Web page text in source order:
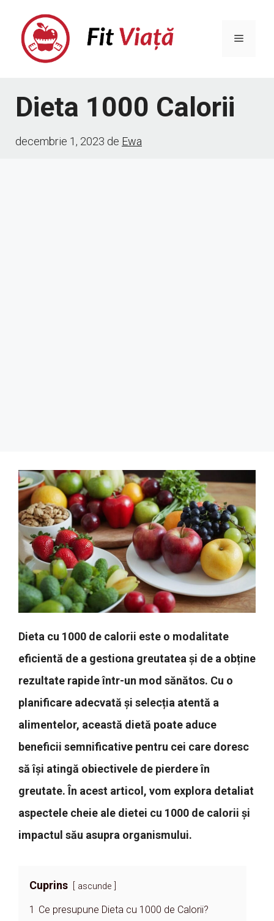
conținut
Meniu
Dieta 1000 Calorii
decembrie 1, 2023 de Ewa
Dieta cu 1000 de calorii este o modalitate
eficientă de a gestiona greutatea și de a obține
rezultate rapide într-un mod sănătos. Cu o
planificare adecvată și selecția atentă a
alimentelor, această dietă poate aduce
beneficii semnificative pentru cei care doresc
să își atingă obiectivele de pierdere în
greutate. În acest articol, vom explora detaliat
aspectele cheie ale dietei cu 1000 de calorii și
impactul său asupra organismului.
Cuprins ascunde
1 Ce presupune Dieta cu 1000 de Calorii?